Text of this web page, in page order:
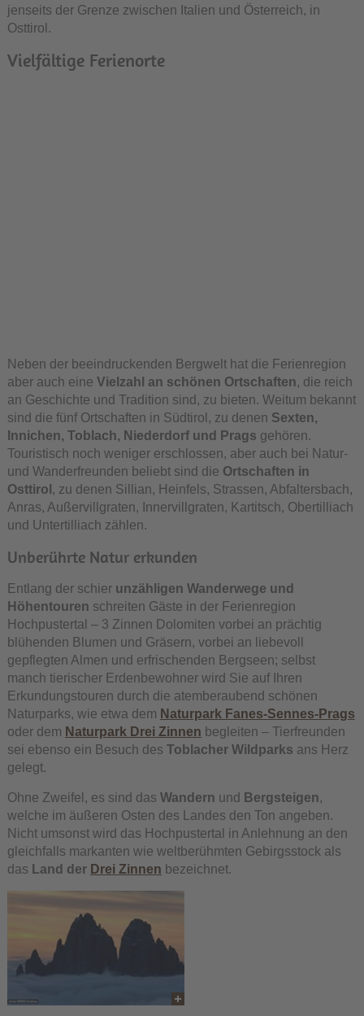
jenseits der Grenze zwischen Italien und Österreich, in
Osttirol.
Vielfältige Ferienorte
Neben der beeindruckenden Bergwelt hat die Ferienregion
aber auch eine Vielzahl an schönen Ortschaften, die reich
an Geschichte und Tradition sind, zu bieten. Weitum bekannt
sind die fünf Ortschaften in Südtirol, zu denen Sexten,
Innichen, Toblach, Niederdorf und Prags gehören.
Touristisch noch weniger erschlossen, aber auch bei Natur-
und Wanderfreunden beliebt sind die Ortschaften in
Osttirol , zu denen Sillian, Heinfels, Strassen, Abfaltersbach,
Anras, Außervillgraten, Innervillgraten, Kartitsch, Obertilliach
und Untertilliach zählen.
Unberührte Natur erkunden
Entlang der schier unzähligen Wanderwege und
Höhentouren schreiten Gäste in der Ferienregion
Hochpustertal – 3 Zinnen Dolomiten vorbei an prächtig
blühenden Blumen und Gräsern, vorbei an liebevoll
gepflegten Almen und erfrischenden Bergseen; selbst
manch tierischer Erdenbewohner wird Sie auf Ihren
Erkundungstouren durch die atemberaubend schönen
Naturparks, wie etwa dem Naturpark Fanes-Sennes-Prags
oder dem Naturpark Drei Zinnen begleiten – Tierfreunden
sei ebenso ein Besuch des Toblacher Wildparks ans Herz
gelegt.
Ohne Zweifel, es sind das Wandern und Bergsteigen,
welche im äußeren Osten des Landes den Ton angeben.
Nicht umsonst wird das Hochpustertal in Anlehnung an den
gleichfalls markanten wie weltberühmten Gebirgsstock als
das Land der Drei Zinnen bezeichnet.